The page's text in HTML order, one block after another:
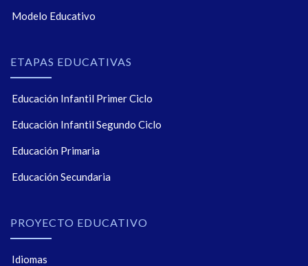
Modelo Educativo
ETAPAS EDUCATIVAS
Educación Infantil Primer Ciclo
Educación Infantil Segundo Ciclo
Educación Primaria
Educación Secundaria
PROYECTO EDUCATIVO
Idiomas